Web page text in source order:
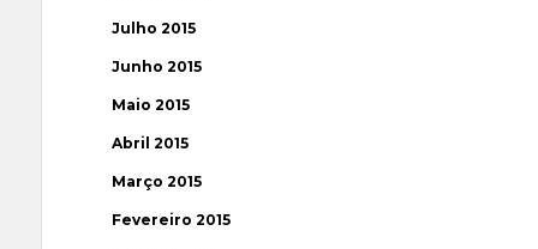
Julho 2015
Junho 2015
Maio 2015
Abril 2015
Março 2015
Fevereiro 2015